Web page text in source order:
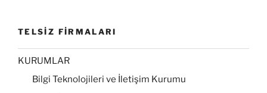
TELSİZ FİRMALARI
KURUMLAR
Bilgi Teknolojileri ve İletişim Kurumu